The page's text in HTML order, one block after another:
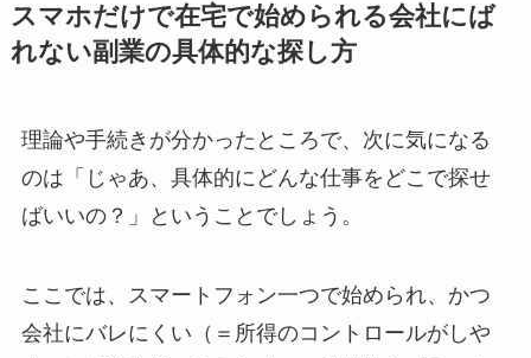
スマホだけで在宅で始められる会社にば
れない副業の具体的な探し方
理論や手続きが分かったところで、次に気になる
のは「じゃあ、具体的にどんな仕事をどこで探せ
ばいいの？」ということでしょう。
ここでは、スマートフォン一つで始められ、かつ
会社にバレにくい（＝所得のコントロールがしや